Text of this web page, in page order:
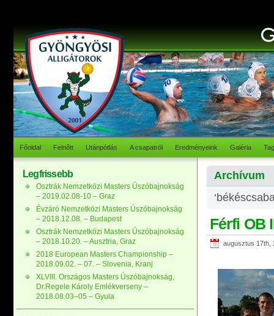
Főoldal Felnőtt Utánpótlás A csapatról Eredményeink Galéria
Archívum
Férfi OB
augusztus 17th,
Legfrissebb
Osztrák Nemzetközi Masters Úszóbajnokság
– 2019.02.08-10 – Graz
Évzáró Nemzetközi Masters Úszóbajnokság
– 2018.12.08. – Budapest
Osztrák Nemzetközi Masters Úszóbajnokság
– 2018.10.20. – Ausztria, Graz
2018 European Masters Championship –
2018.09.02. – 07. – Slovenia, Kranj
XLVIII. Országos Masters Úszóbajnokság,
Dr.Regele Károly Emlékverseny –
2018.08.03–05 – Gyula